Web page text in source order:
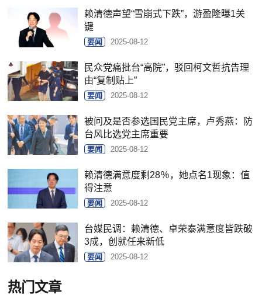
赖清德声望“雪崩式下跌”，游盈隆曝1关
键
要闻 2025-08-12
民众党痛批台“高院”，驳回柯文哲抗告理
由“复制贴上”
要闻 2025-08-12
被问及是否参选国民党主席，卢秀燕：防
台风比选党主席重要
要闻 2025-08-12
赖清德满意度剩28％，她点名1现象：值
得注意
要闻 2025-08-12
台媒民调：赖清德、卓荣泰满意度皆跌破
3成，创就任来新低
要闻 2025-08-12
热门文章